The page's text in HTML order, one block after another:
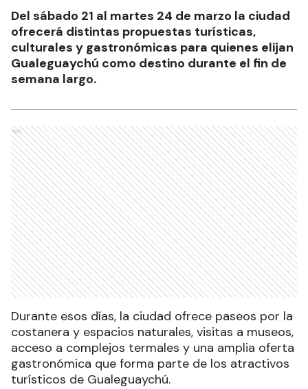
Del sábado 21 al martes 24 de marzo la ciudad
ofrecerá distintas propuestas turísticas,
culturales y gastronómicas para quienes elijan
Gualeguaychú como destino durante el fin de
semana largo.
Ads
Durante esos días, la ciudad ofrece paseos por la
costanera y espacios naturales, visitas a museos,
acceso a complejos termales y una amplia oferta
gastronómica que forma parte de los atractivos
turísticos de Gualeguaychú.